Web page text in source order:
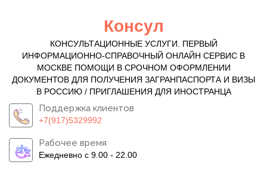
Консул
КОНСУЛЬТАЦИОННЫЕ УСЛУГИ. ПЕРВЫЙ
ИНФОРМАЦИОННО-СПРАВОЧНЫЙ ОНЛАЙН СЕРВИС В
МОСКВЕ ПОМОЩИ В СРОЧНОМ ОФОРМЛЕНИИ
ДОКУМЕНТОВ ДЛЯ ПОЛУЧЕНИЯ ЗАГРАНПАСПОРТА И ВИЗЫ
В РОССИЮ / ПРИГЛАШЕНИЯ ДЛЯ ИНОСТРАНЦА
Поддержка клиентов
+7(917)5329992
Рабочее время
Ежедневно с 9.00 - 22.00